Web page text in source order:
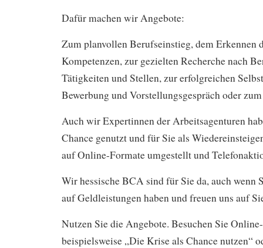
Dafür machen wir Angebote:
Zum planvollen Berufseinstieg, dem Erkennen
Kompetenzen, zur gezielten Recherche nach
Tätigkeiten und Stellen, zur erfolgreichen
Bewerbung und Vorstellungsgespräch oder
Auch wir Expertinnen der Arbeitsagenturen
Chance genutzt und für Sie als
auf Online-Formate umgestellt und
Wir hessische BCA sind für Sie da, auch wenn
auf Geldleistungen haben und freuen uns auf
Nutzen Sie die Angebote. Besuchen Sie
beispielsweise „Die Krise als Chance nutzen“